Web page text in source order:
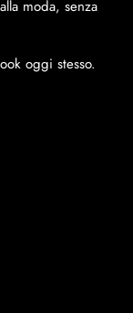
moda, senza
oggi stesso.